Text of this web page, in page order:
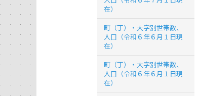
在）
町（丁）・大字別世帯数、
人口（令和６年６月１日現
在）
町（丁）・大字別世帯数、
人口（令和６年６月１日現
在）